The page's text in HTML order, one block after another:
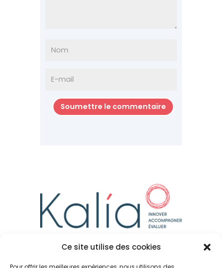
Ce site utilise des cookies
Soumettre le commentaire
L’AGENCE KALÍA